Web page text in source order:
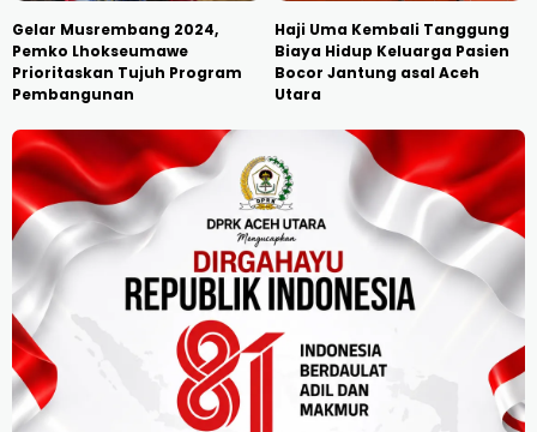
Gelar Musrembang 2024,
Pemko Lhokseumawe
Prioritaskan Tujuh Program
Pembangunan
Haji Uma Kembali Tanggung
Biaya Hidup Keluarga Pasien
Bocor Jantung asal Aceh
Utara